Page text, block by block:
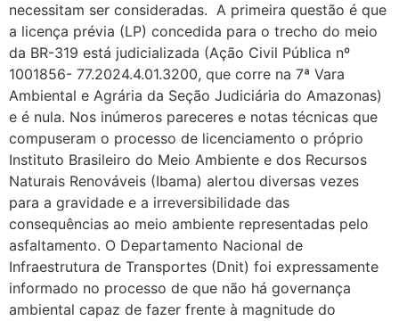
necessitam ser consideradas. A primeira questão é que
a licença prévia (LP) concedida para o trecho do meio
da BR-319 está judicializada (Ação Civil Pública nº
1001856- 77.2024.4.01.3200, que corre na 7ª Vara
Ambiental e Agrária da Seção Judiciária do Amazonas)
e é nula. Nos inúmeros pareceres e notas técnicas que
compuseram o processo de licenciamento o próprio
Instituto Brasileiro do Meio Ambiente e dos Recursos
Naturais Renováveis (Ibama) alertou diversas vezes
para a gravidade e a irreversibilidade das
consequências ao meio ambiente representadas pelo
asfaltamento. O Departamento Nacional de
Infraestrutura de Transportes (Dnit) foi expressamente
informado no processo de que não há governança
ambiental capaz de fazer frente à magnitude do